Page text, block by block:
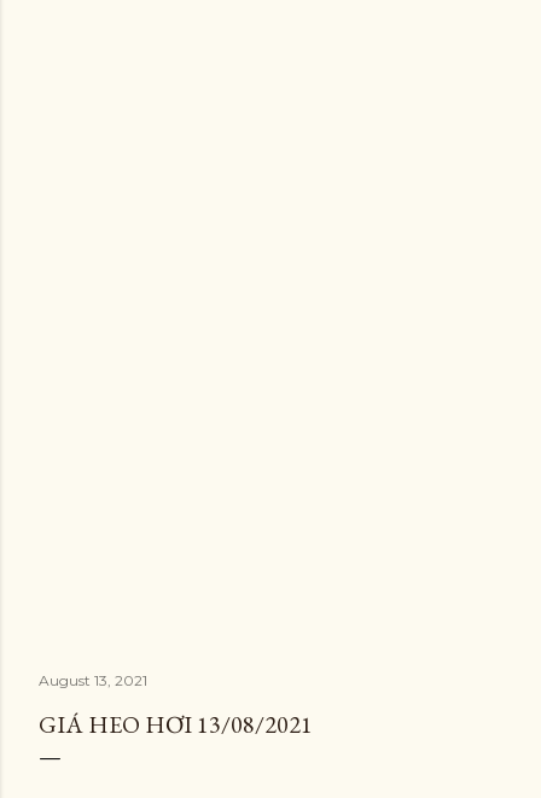
August 13, 2021
GIÁ HEO HƠI 13/08/2021